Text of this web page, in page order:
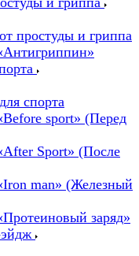
простуды и гриппа
спорта
sport» (Перед
Sport» (После
man» (Железный
заряд»